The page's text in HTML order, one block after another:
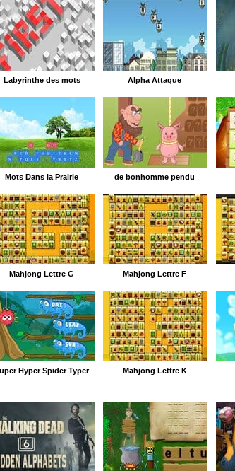
Labyrinthe des mots Alpha Attaque
Mots Dans la Prairie de bonhomme pendu
Mahjong Lettre G Mahjong Lettre F
Hyper Spider Typer Mahjong Lettre K